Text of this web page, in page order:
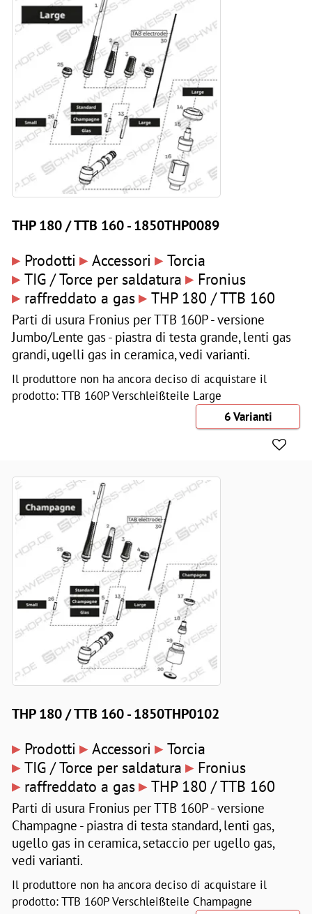
THP 180 / TTB 160 - 1850THP0089
▸ Prodotti ▸ Accessori ▸ Torcia
▸ TIG / Torce per saldatura ▸ Fronius
▸ raffreddato a gas▸ THP 180 / TTB 160
Parti di usura Fronius per TTB 160P - versione
Jumbo/Lente gas - piastra di testa grande, lenti gas
grandi, ugelli gas in ceramica, vedi varianti.
Il produttore non ha ancora deciso di acquistare il
prodotto: TTB 160P Verschleißteile Large
6 Varianti
THP 180 / TTB 160 - 1850THP0102
▸ Prodotti ▸ Accessori ▸ Torcia
▸ TIG / Torce per saldatura ▸ Fronius
▸ raffreddato a gas▸ THP 180 / TTB 160
Parti di usura Fronius per TTB 160P - versione
Champagne - piastra di testa standard, lenti gas,
ugello gas in ceramica, setaccio per ugello gas,
vedi varianti.
Il produttore non ha ancora deciso di acquistare il
prodotto: TTB 160P Verschleißteile Champagne